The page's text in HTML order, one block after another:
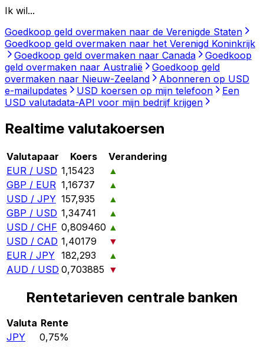
Ik wil...
Goedkoop geld overmaken naar de Verenigde Staten
Goedkoop geld overmaken naar het Verenigd Koninkrijk
Goedkoop geld overmaken naar Canada
Goedkoop
geld overmaken naar Australië
Goedkoop geld
overmaken naar Nieuw-Zeeland
Abonneren op USD
e-mailupdates
USD koersen op mijn telefoon
Een
USD valutadata-API voor mijn bedrijf krijgen
Realtime valutakoersen
Valutapaar Koers
Verandering
EUR / USD 1,15423
▲
GBP / EUR 1,16737
▲
USD / JPY 157,935
▲
GBP / USD 1,34741
▲
USD / CHF 0,809460 ▲
USD / CAD 1,40179
▼
EUR / JPY 182,293
▲
AUD / USD 0,703885 ▼
Rentetarieven centrale banken
Valuta Rente
JPY
0,75%